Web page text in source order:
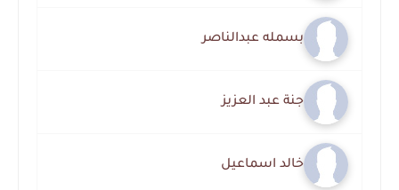
بسمله عبدالناصر
جنة عبد العزيز
خالد اسماعيل